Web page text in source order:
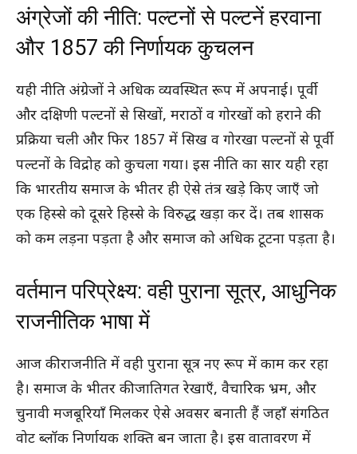
अंग्रेजों की नीति: पल्टनों से पल्टनें हरवाना
और 1857 की निर्णायक कुचलन
यही नीति अंग्रेजों ने अधिक व्यवस्थित रूप में अपनाई। पूर्वी
और दक्षिणी पल्टनों से सिखों, मराठों व गोरखों को हराने की
प्रक्रिया चली और फिर 1857 में सिख व गोरखा पल्टनों से पूर्वी
पल्टनों के विद्रोह को कुचला गया। इस नीति का सार यही रहा
कि भारतीय समाज के भीतर ही ऐसे तंत्र खड़े किए जाएँ जो
एक हिस्से को दूसरे हिस्से के विरुद्ध खड़ा कर दें। तब शासक
को कम लड़ना पड़ता है और समाज को अधिक टूटना पड़ता है।
वर्तमान परिप्रेक्ष्य: वही पुराना सूत्र, आधुनिक
राजनीतिक भाषा में
आज की राजनीति में वही पुराना सूत्र नए रूप में काम कर रहा
है। समाज के भीतर की जातिगत रेखाएँ, वैचारिक भ्रम, और
चुनावी मजबूरियाँ मिलकर ऐसे अवसर बनाती हैं जहाँ संगठित
वोट ब्लॉक निर्णायक शक्ति बन जाता है। इस वातावरण में